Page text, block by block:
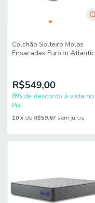
Colchão Solteiro Molas
Ensacadas Euro In Atlantic
R$549,00
8% de desconto à vista no
Pix
10x de R$59,67 sem juros